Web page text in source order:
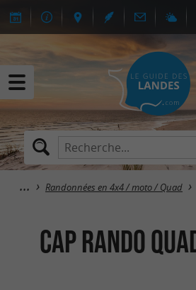
Randonnées en 4x4 / moto / Quad
Cap Rando